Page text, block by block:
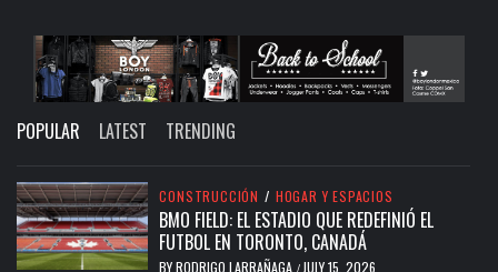
POPULAR LATEST TRENDING
CONSTRUCCIÓN / HOGAR Y ESPACIOS
BMO FIELD: EL ESTADIO QUE REDEFINIÓ EL
FUTBOL EN TORONTO, CANADÁ
BYRODRIGO LARRAÑAGA / JULY 15, 2026